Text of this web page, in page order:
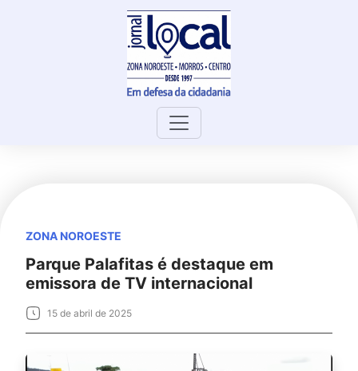
ZONA NOROESTE
Parque Palafitas é destaque em
emissora de TV internacional
15 de abril de 2025